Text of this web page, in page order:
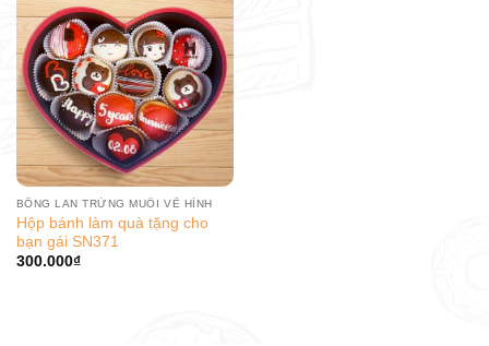
BÔNG LAN TRỨNG MUỐI VẼ HÌNH
Hộp bánh làm quà tặng cho
bạn gái SN371
300.000₫